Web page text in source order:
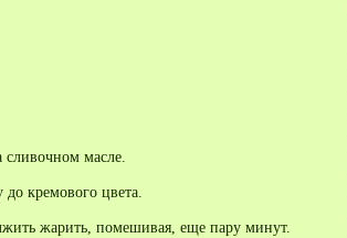
масле.
кремового цвета.
жарить, помешивая, еще пару минут.